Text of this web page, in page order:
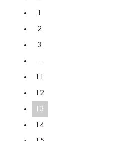
2
3
…
12
13
14